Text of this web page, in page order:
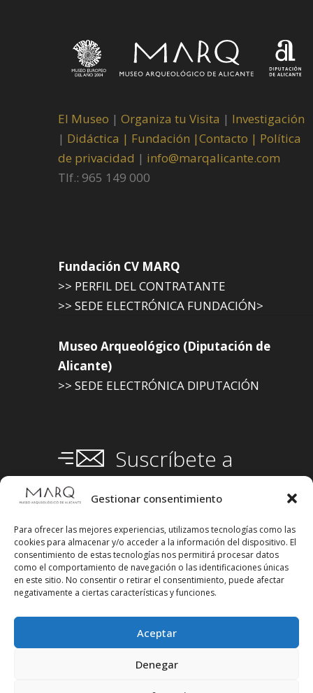
Gestionar consentimiento
Para ofrecer las mejores experiencias, utilizamos tecnologías como las
cookies para almacenar y/o acceder a la información del dispositivo. El
consentimiento de estas tecnologías nos permitirá procesar datos
como el comportamiento de navegación o las identificaciones únicas
en este sitio. No consentir o retirar el consentimiento, puede afectar
negativamente a ciertas características y funciones.
Aceptar
Denegar
El Museo | Organiza tu Visita | Investigación
| Didáctica | Fundación |Contacto | Política
de privacidad | info@marqalicante.com
Tlf.: 965 149 000
Fundación CV MARQ
>> PERFIL DEL CONTRATANTE
>> SEDE ELECTRÓNICA FUNDACIÓN>
Museo Arqueológico (Diputación de
Alicante)
>> SEDE ELECTRÓNICA DIPUTACIÓN
Suscríbete a
nuestra